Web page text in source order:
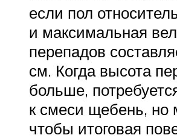
если пол
и максимальная
перепадов
см. Когда высота
больше,
к смеси щебень, но
чтобы итоговая